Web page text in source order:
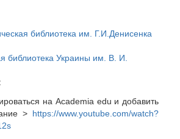
библиотека им. Г.И.Денисенка
библиотека Украины им. В. И.
на Academia edu и добавить
> https://www.youtube.com/watch?